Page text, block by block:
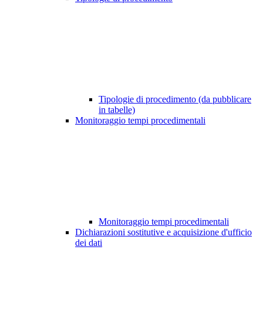
Tipologie di procedimento (da pubblicare
in tabelle)
Monitoraggio tempi procedimentali
Monitoraggio tempi procedimentali
Dichiarazioni sostitutive e acquisizione d'ufficio
dei dati